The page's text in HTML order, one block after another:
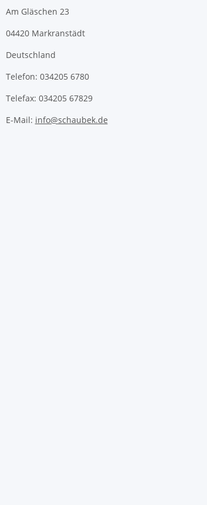
Am Gläschen 23
04420 Markranstädt
Deutschland
Telefon: 034205 6780
Telefax: 034205 67829
E-Mail: info@schaubek.de